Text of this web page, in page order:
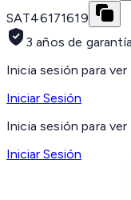
SAT46171619
3 años de garantía
Inicia sesión para
Iniciar Sesión
Inicia sesión para
Iniciar Sesión